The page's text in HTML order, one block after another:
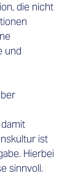
die nicht
und
ist
Hierbei
sinnvoll.